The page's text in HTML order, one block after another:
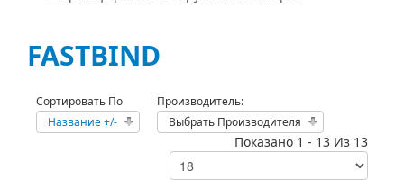
FASTBIND
Сортировать По
Название +/-
Производитель:
Выбрать Производителя
Показано 1 - 13 Из 13